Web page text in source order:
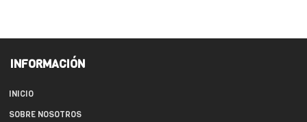
INFORMACIÓN
INICIO
SOBRE NOSOTROS